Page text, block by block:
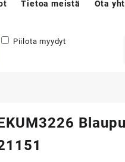
Tietoa meistä Ota
Piilota myydyt